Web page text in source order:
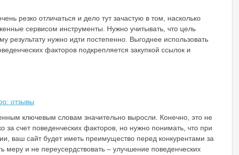
резко отличаться и дело тут зачастую в том, насколько
сервисом инструменты. Нужно учитывать, что цель
результату нужно идти постепенно. Выгоднее использовать
факторов подкрепляется закупкой ссылок и
ключевым словам значительно выросли. Конечно, это не
за счет поведенческих факторов, но нужно понимать, что при
ваш сайт будет иметь преимущество перед конкурентами за
меру и не переусердствовать – улучшение поведенческих